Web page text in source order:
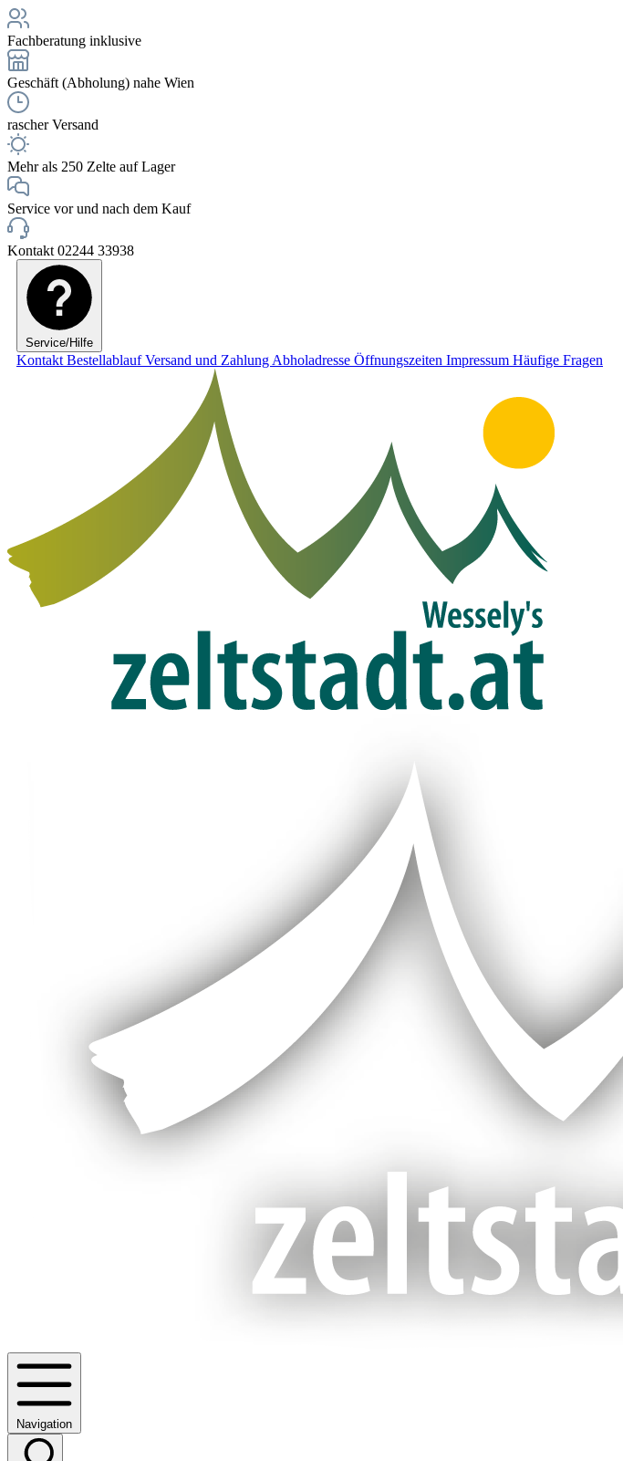
Fachberatung inklusive
Geschäft (Abholung) nahe Wien
rascher Versand
Mehr als 250 Zelte auf Lager
Service vor und nach dem Kauf
Kontakt 02244 33938
Service/Hilfe
Kontakt BestellablaufVersand und Zahlung Abholadresse Öffnungszeiten Impressum Häufige Fragen
Navigation